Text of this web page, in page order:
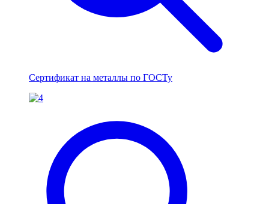
Сертификат на металлы по ГОСТу